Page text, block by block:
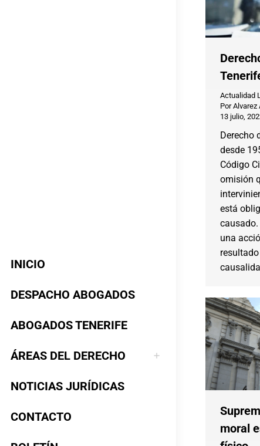
INICIO
DESPACHO ABOGADOS
ABOGADOS TENERIFE
ÁREAS DEL DERECHO
NOTICIAS JURÍDICAS
CONTACTO
Actualidad
PorAlvarez
13 julio,
Derecho
desde
Código
omisión
está
causado.
una
moral